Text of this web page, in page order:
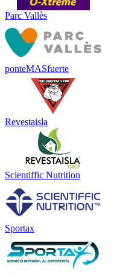
Parc Vallès
ponteMASfuerte
Revestaisla
Scientiffic Nutrition
Sportax